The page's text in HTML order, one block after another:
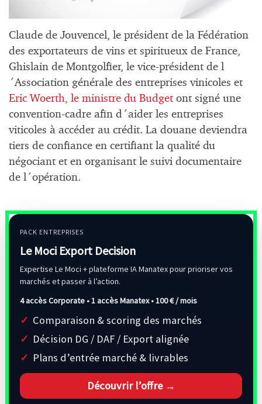
Claude de Jouvencel, le président de la Fédération
des exportateurs de vins et spiritueux de France,
Ghislain de Montgolfier, le vice-président de l
´Association générale des entreprises vinicoles et
Eric Woerth, le ministre du Budgetont signé une
convention-cadre afin d´aider les entreprises
viticoles à accéder au crédit. La douane deviendra
tiers de confiance en certifiant la qualité du
négociant et en organisant le suivi documentaire
de l´opération.
PACK ENTREPRISES
Le Moci Export Decision
Expertise Le Moci + plateforme IA Manatex pour prioriser vos
marchés et passer à l’action.
4 accès Corporate • 1 accès Manatex •100 € / mois
Comparaison & scoring des marchés
Décision DG / DAF / Export alignée
Plans d’entrée marché & livrables
Découvrir l’offre →